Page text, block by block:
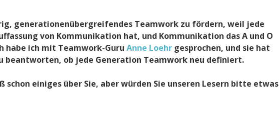
generationenübergreifendes Teamwork zu fördern, weil jede
von Kommunikation hat, und Kommunikation das A und O
habe ich mit Teamwork-Guru Anne Loehr gesprochen, und sie hat
beantworten, ob jede Generation Teamwork neu definiert.
schon einiges über Sie, aber würden Sie unseren Lesern bitte etwas